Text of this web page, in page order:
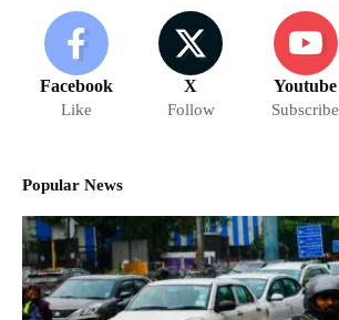
Facebook
Like
X
Follow
Youtube
Subscribe
Popular News